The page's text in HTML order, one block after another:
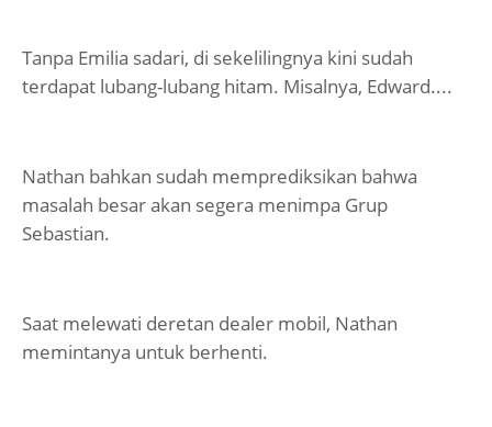
Tanpa Emilia sadari, di sekelilingnya kini sudah
terdapat lubang-lubang hitam. Misalnya, Edward....
Nathan bahkan sudah memprediksikan bahwa
masalah besar akan segera menimpa Grup
Sebastian.
Saat melewati deretan dealer mobil, Nathan
memintanya untuk berhenti.